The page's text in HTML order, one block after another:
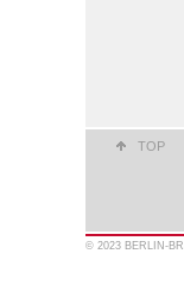
TOP
© 2023 BERLIN-